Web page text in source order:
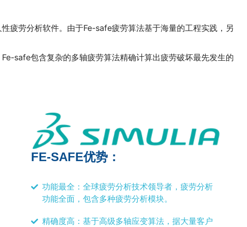
疲劳分析软件。由于Fe-safe疲劳算法基于海量的工程实践，另
safe包含复杂的多轴疲劳算法精确计算出疲劳破坏最先发生的
FE-SAFE优势：
功能最全：全球疲劳分析技术领导者，疲劳分析
功能全面，包含多种疲劳分析模块。
精确度高：基于高级多轴应变算法，据大量客户